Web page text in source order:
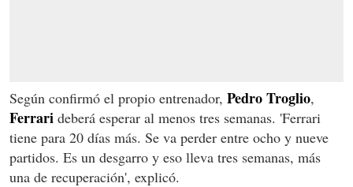
Según confirmó el propio entrenador, Pedro Troglio,
Ferrari deberá esperar al menos tres semanas. 'Ferrari
tiene para 20 días más. Se va perder entre ocho y nueve
partidos. Es un desgarro y eso lleva tres semanas, más
una de recuperación', explicó.